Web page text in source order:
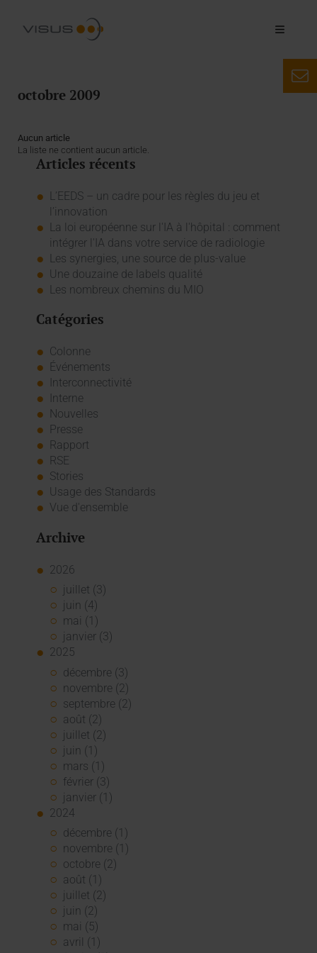
octobre 2009
Aucun article
La liste ne contient aucun article.
Articles récents
L’EEDS – un cadre pour les règles du jeu et
l’innovation
La loi européenne sur l'IA à l'hôpital : comment
intégrer l'IA dans votre service de radiologie
Les synergies, une source de plus-value
Une douzaine de labels qualité
Les nombreux chemins du MIO
Catégories
Colonne
Événements
Interconnectivité
Interne
Nouvelles
Presse
Rapport
RSE
Stories
Usage des Standards
Vue d'ensemble
Archive
2026
juillet (3)
juin (4)
mai (1)
janvier (3)
2025
décembre (3)
novembre (2)
septembre (2)
août (2)
juillet (2)
juin (1)
mars (1)
février (3)
janvier (1)
2024
décembre (1)
novembre (1)
octobre (2)
août (1)
juillet (2)
juin (2)
mai (5)
avril (1)